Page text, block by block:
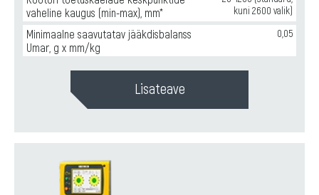
vaheline kaugus (min-max), mm*
kuni 2600 valik)
Minimaalne saavutatav jääkdisbalanss
Umar, g x mm/kg
0,05
Lisateave